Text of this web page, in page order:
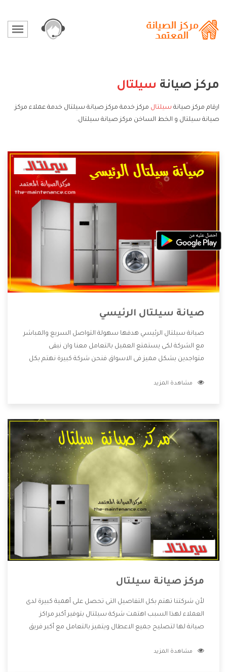
مركز صيانة سيلتال
ارقام مركز صيانة سيلتال مركز خدمة مركز صيانة سيلتال خدمة عملاء مركز
صيانة سيلتال و الخط الساخن مركز صيانة سيلتال.
صيانة سيلتال الرئيسي
صيانة سيلتال الرئيسي هدفها سهولة التواصل السريع والمباشر
مع الشركة لكى يستمتع العميل بالتعامل معنا وان نبقى
متواجدين بشكل مميز فى الاسواق فنحن شركة كبيرة نهتم بكل
الشركة بها والتى تكون منها خدمة الصيانة التى تكون من أهم
وأقوى الأسعار التى تكون مناسبة لكثير من العملاء
مشاهدة المزيد
مركز صيانة سيلتال
لأن شركتنا تهتم بكل التفاصيل التى تحصل على أهمية كبيرة لدى
العملاء لهذا السبب اهتمت شركة سيلتال بتوفير أكبر مراكز
صيانة لها لتصليح جميع الاعطال ويتميز بالتعامل مع أكبر فريق
مكانتنا وعلى عملاءنا الكرام .
مشاهدة المزيد